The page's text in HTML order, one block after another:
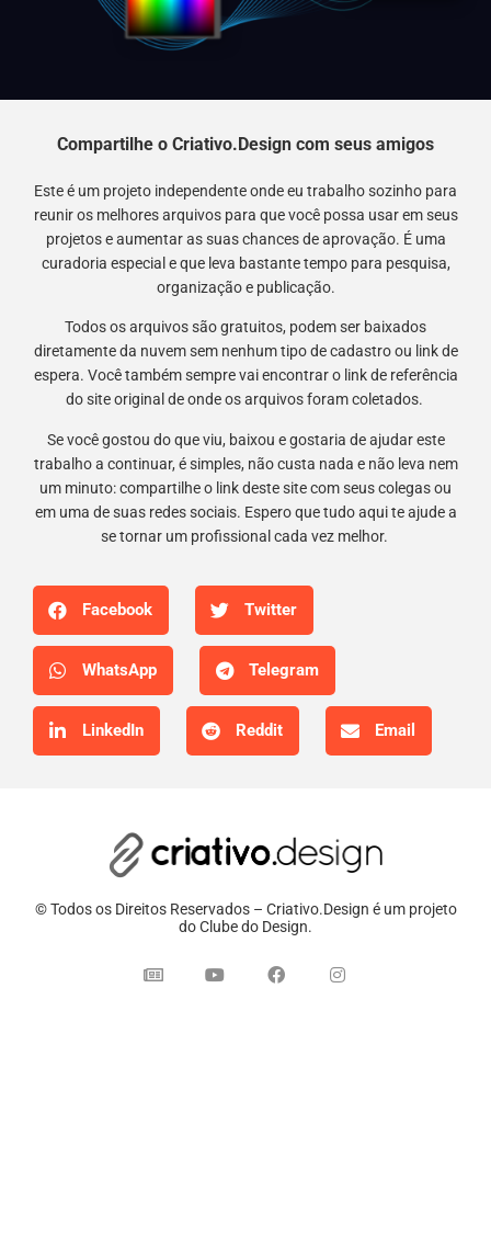
Compartilhe o Criativo.Design com seus amigos
Este é um projeto independente onde eu trabalho sozinho para
reunir os melhores arquivos para que você possa usar em seus
projetos e aumentar as suas chances de aprovação. É uma
curadoria especial e que leva bastante tempo para pesquisa,
organização e publicação.
Todos os arquivos são gratuitos, podem ser baixados
diretamente da nuvem sem nenhum tipo de cadastro ou link de
espera. Você também sempre vai encontrar o link de referência
do site original de onde os arquivos foram coletados.
Se você gostou do que viu, baixou e gostaria de ajudar este
trabalho a continuar, é simples, não custa nada e não leva nem
um minuto: compartilhe o link deste site com seus colegas ou
em uma de suas redes sociais. Espero que tudo aqui te ajude a
se tornar um profissional cada vez melhor.
Facebook Twitter
WhatsApp Telegram
LinkedIn Reddit Email
© Todos os Direitos Reservados – Criativo.Design é um projeto
do Clube do Design.